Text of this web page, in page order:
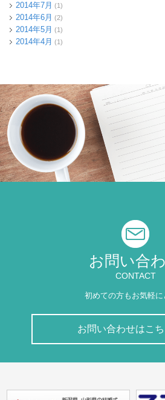
2014年7月 (1)
2014年6月 (2)
2014年5月 (1)
2014年4月 (1)
お問い合
CONTACT
初めての方もお気軽に
お問い合わせはこ